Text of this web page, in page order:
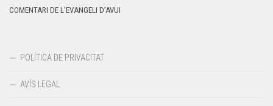
COMENTARI DE L’EVANGELI D’AVUI
POLÍTICA DE PRIVACITAT
AVÍS LEGAL